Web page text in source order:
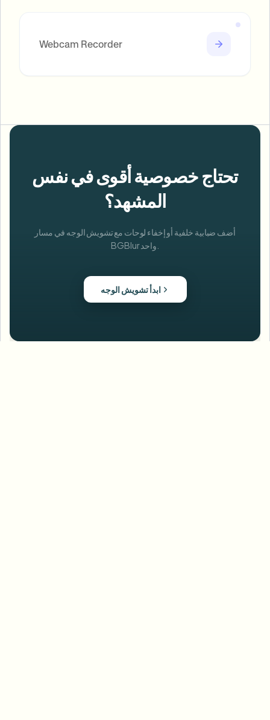
Webcam Recorder
تحتاج خصوصية أقوى في نفس
المشهد؟
أضف ضبابية خلفية أو إخفاء لوحات مع تشويش الوجه في مسار
ابدأ تشويش الوجه